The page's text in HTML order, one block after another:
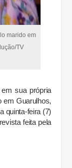
marido em
TV
sua própria
em Guarulhos,
quinta-feira (7)
feita pela